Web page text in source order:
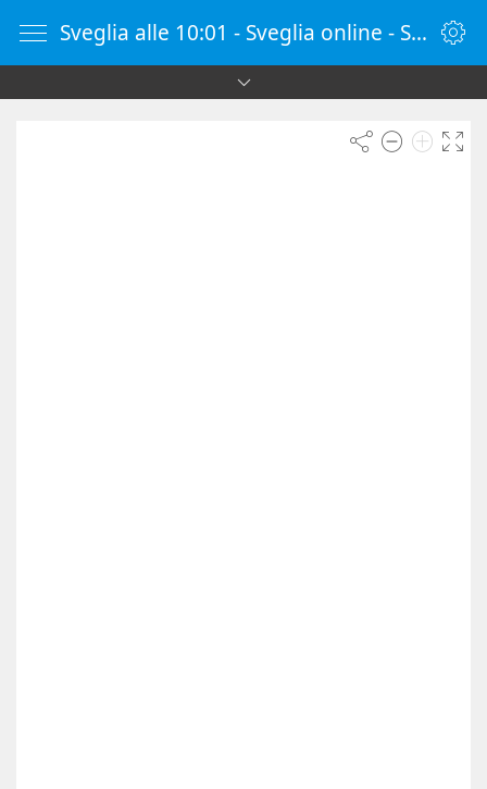
Sveglia alle 10:01 - Sveglia online - SvegliaOnline.it